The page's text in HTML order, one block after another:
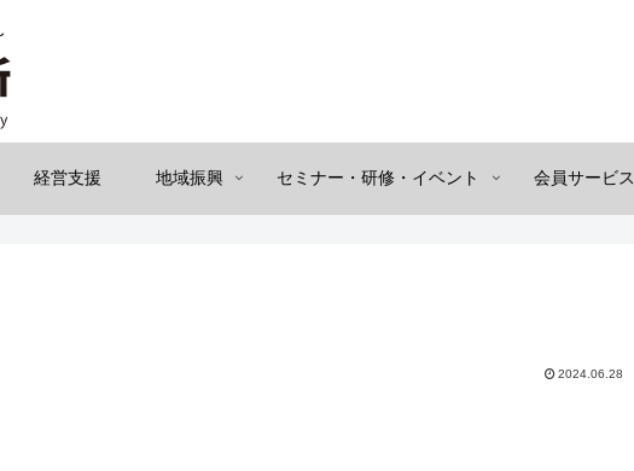
経営支援 地域振興 セミナー・研修・イベント 会員サービス
2024.06.28